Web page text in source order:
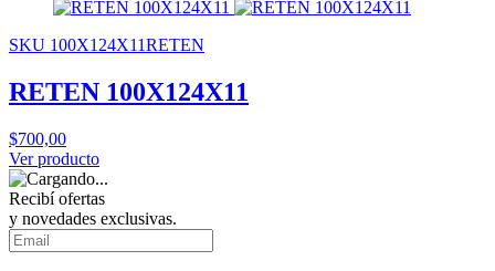
SKU 100X124X11RETEN
RETEN 100X124X11
$700,00
Ver producto
Recibí ofertas
y novedades exclusivas.